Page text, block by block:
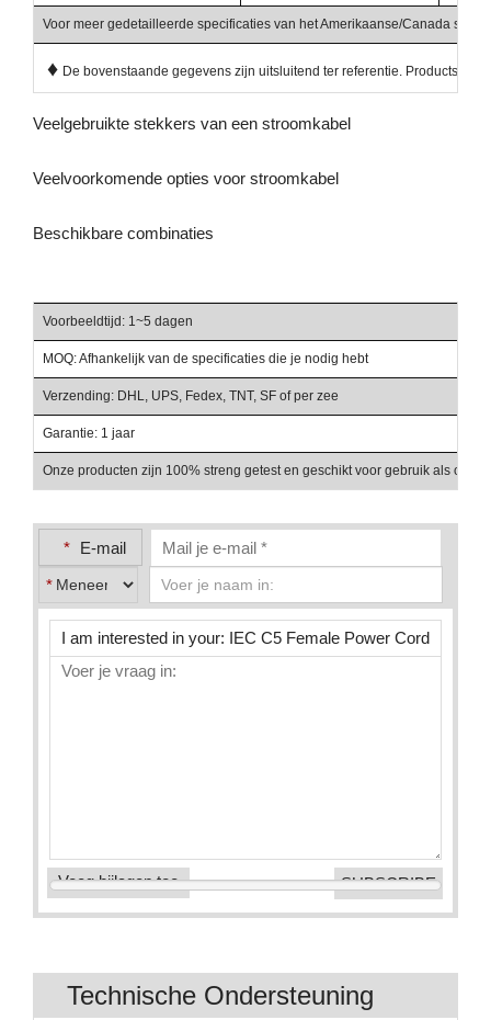
Voor meer gedetailleerde specificaties van het Amerikaanse/Canada
♦ De bovenstaande gegevens zijn uitsluitend ter referentie.
Veelgebruikte stekkers van een stroomkabel
Veelvoorkomende opties voor stroomkabel
Beschikbare combinaties
Voorbeeldtijd: 1~5 dagen
MOQ: Afhankelijk van de specificaties die je nodig hebt
Verzending: DHL, UPS, Fedex, TNT, SF of per zee
Garantie: 1 jaar
Onze producten zijn 100% streng getest en geschikt voor gebruik als
* E-mail
*
Voeg bijlagen toe
Technische Ondersteuning